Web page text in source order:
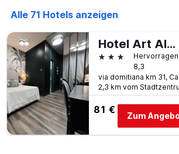
Tage
dem
Aufenthalt
anzeigt
Das
Diagramm
hat
1
Y-
Achse,
die
Alle 71 Hotels anzeigen
Hotel Art Al Boschetto
3 Sterne
8,3
2,3 km vom
81 €
Zum